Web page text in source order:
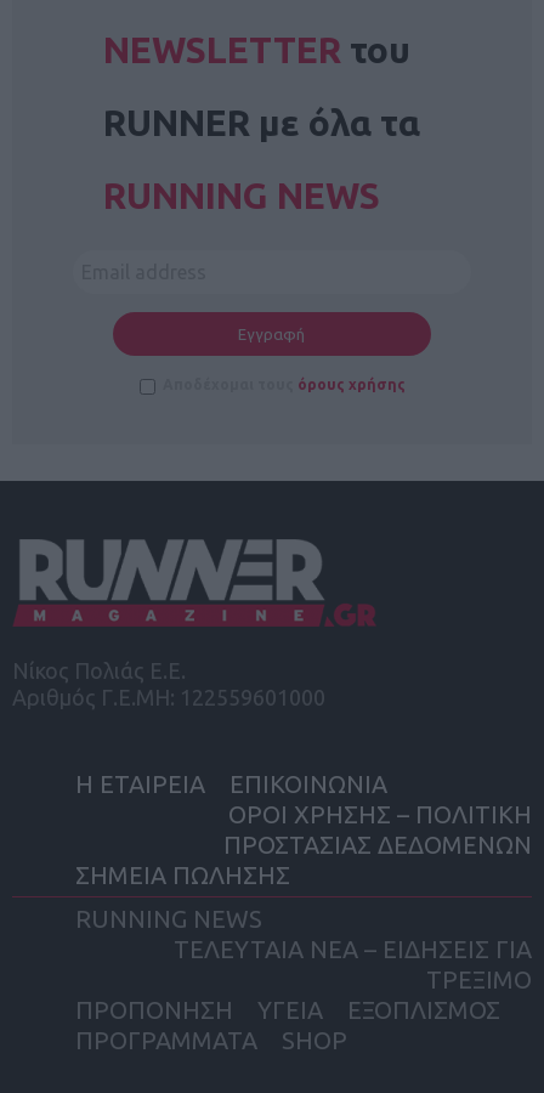
NEWSLETTER του
RUNNER με όλα τα
RUNNING NEWS
όρους χρήσης
Νίκος Πολιάς Ε.Ε.
Αριθμός Γ.Ε.ΜΗ: 122559601000
Η ΕΤΑΙΡΕΙΑ
ΕΠΙΚΟΙΝΩΝΙΑ
ΟΡΟΙ ΧΡΗΣΗΣ – ΠΟΛΙΤΙΚΗ
ΠΡΟΣΤΑΣΙΑΣ ΔΕΔΟΜΕΝΩΝ
ΣΗΜΕΙΑ ΠΩΛΗΣΗΣ
RUNNING NEWS
ΤΕΛΕΥΤΑΙΑ ΝΕΑ – ΕΙΔΗΣΕΙΣ ΓΙΑ
ΤΡΕΞΙΜΟ
ΠΡΟΠΟΝΗΣΗ
ΥΓΕΙΑ
ΕΞΟΠΛΙΣΜΟΣ
ΠΡΟΓΡΑΜΜΑΤΑ
SHOP